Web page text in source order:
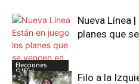
Elecciones
CUEFyL
Nueva Línea
planes que
Filo a la